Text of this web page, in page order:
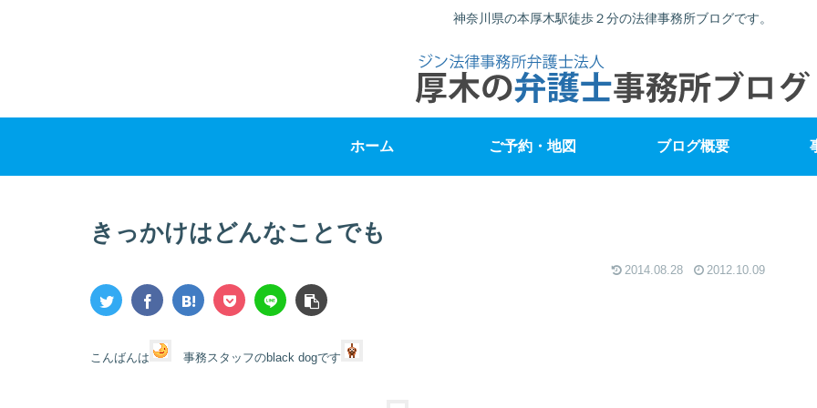
神奈川県の本厚木駅徒歩２分の法律事務所ブログです。
ホーム ご予約・地図 ブログ概要
きっかけはどんなことでも
2014.08.28 2012.10.09
こんばんは 事務スタッフのblack dogです